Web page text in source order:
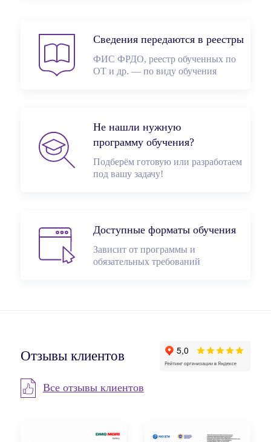
Сведения передаются в реестры
ФИС ФРДО, реестр обученных по
ОТ и др. — по виду обучения
Не нашли нужную
программу обучения?
Подберём готовую или разработаем
под вашу задачу!
Доступные форматы обучения
Зависит от программы и
обязательных требований
Отзывы клиентов
Все отзывы клиентов